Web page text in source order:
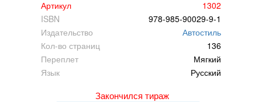
Артикул
1302
ISBN
978-985-90029-9-1
Издательство
Автостиль
Кол-во страниц
136
Переплет
Мягкий
Язык
Русский
Закончился тираж